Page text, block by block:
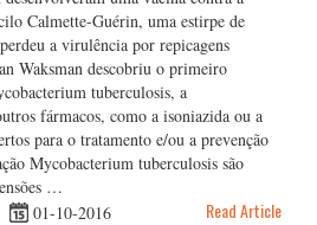
Calmette-Guérin, uma estirpe de
a virulência por repicagens
Waksman descobriu o primeiro
tuberculosis, a
fármacos, como a isoniazida ou a
para o tratamento e/ou a prevenção
Mycobacterium tuberculosis são
…
01-10-2016 Read Article